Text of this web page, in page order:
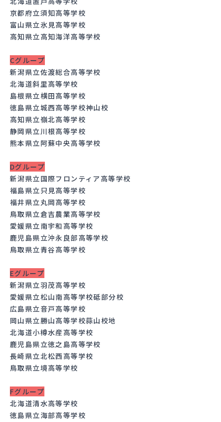
京都府立須知高等学校
富山県立氷見高等学校
高知県立高知海洋高等学校
Cグループ
新潟県立佐渡総合高等学校
北海道斜里高等学校
島根県立横田高等学校
徳島県立城西高等学校神山校
高知県立嶺北高等学校
静岡県立川根高等学校
熊本県立阿蘇中央高等学校
Dグループ
新潟県立国際フロンティア高等学校
福島県立只見高等学校
福井県立丸岡高等学校
鳥取県立倉吉農業高等学校
愛媛県立南宇和高等学校
鹿児島県立沖永良部高等学校
鳥取県立青谷高等学校
Eグループ
新潟県立羽茂高等学校
愛媛県立松山南高等学校砥部分校
広島県立音戸高等学校
岡山県立勝山高等学校蒜山校地
北海道小樽水産高等学校
鹿児島県立徳之島高等学校
長崎県立北松西高等学校
鳥取県立境高等学校
Fグループ
北海道清水高等学校
徳島県立海部高等学校